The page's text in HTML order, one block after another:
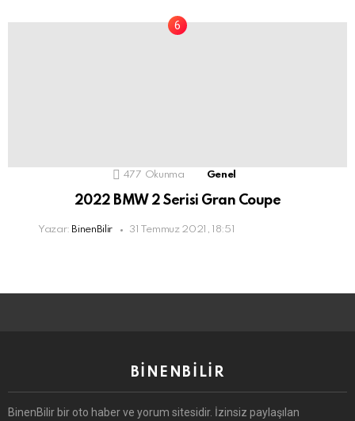
477 Okunma Genel
2022 BMW 2 Serisi Gran Coupe
Yazar: BinenBilir 31 Temmuz 2021, 18:51
BINENBILIR
BinenBilir bir oto haber ve yorum sitesidir. İzinsiz paylaşılan